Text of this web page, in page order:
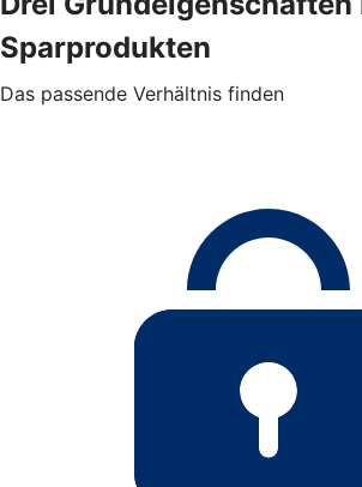
Sparprodukten
Das passende Verhältnis finden